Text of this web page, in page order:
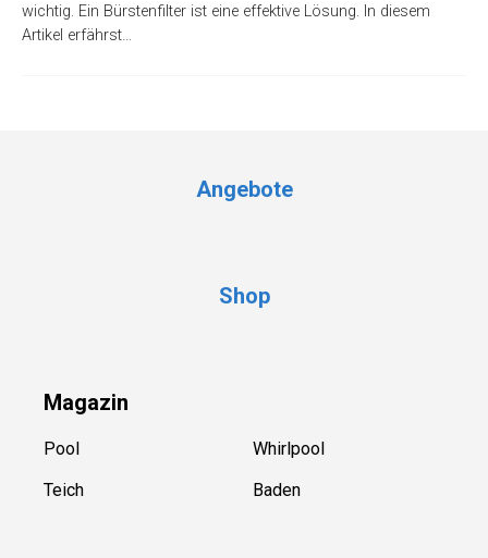
wichtig. Ein Bürstenfilter ist eine effektive Lösung. In diesem
Artikel erfährst…
Angebote
Shop
Magazin
Pool
Teich
Whirlpool
Baden